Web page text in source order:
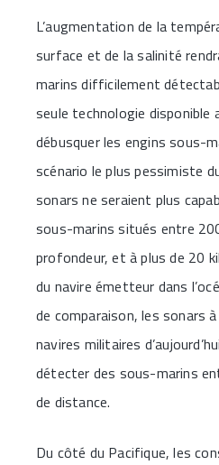
L’augmentation de la
surface et de la salinité
marins difficilement
seule technologie disponible
débusquer les engins sous-
scénario le plus pessimiste
sonars ne seraient plus
sous-marins situés entre
profondeur, et à plus de 20
du navire émetteur dans
de comparaison, les sonars
navires militaires
détecter des sous-marins
de distance.
Du côté du Pacifique, les